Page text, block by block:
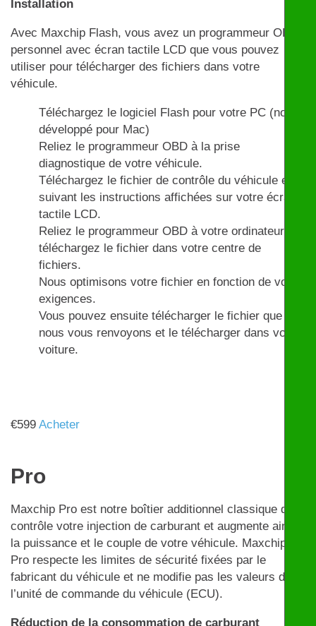
Installation
Avec Maxchip Flash, vous avez un programmeur OBD
personnel avec écran tactile LCD que vous pouvez
utiliser pour télécharger des fichiers dans votre
véhicule.
Téléchargez le logiciel Flash pour votre PC (non
développé pour Mac)
Reliez le programmeur OBD à la prise
diagnostique de votre véhicule.
Téléchargez le fichier de contrôle du véhicule en
suivant les instructions affichées sur votre écran
tactile LCD.
Reliez le programmeur OBD à votre ordinateur et
téléchargez le fichier dans votre centre de
fichiers.
Nous optimisons votre fichier en fonction de vos
exigences.
Vous pouvez ensuite télécharger le fichier que
nous vous renvoyons et le télécharger dans votre
voiture.
€599 Acheter
Pro
Maxchip Pro est notre boîtier additionnel classique qui
contrôle votre injection de carburant et augmente ainsi
la puissance et le couple de votre véhicule. Maxchip
Pro respecte les limites de sécurité fixées par le
fabricant du véhicule et ne modifie pas les valeurs de
l’unité de commande du véhicule (ECU).
Réduction de la consommation de carburant